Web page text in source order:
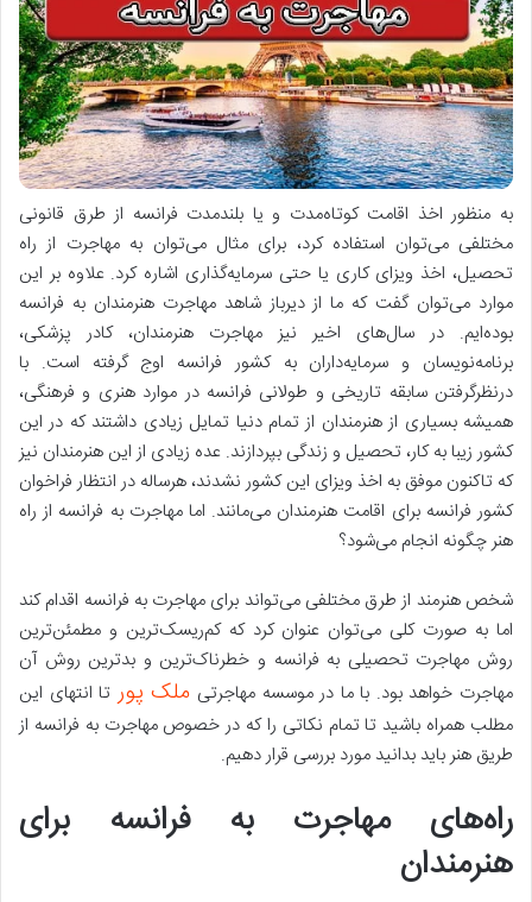
به ‌منظور اخذ اقامت کوتاه‌مدت و یا بلندمدت فرانسه از طرق قانونی
مختلفی می‌توان استفاده کرد، برای مثال می‌توان به مهاجرت از راه
تحصیل، اخذ ویزای کاری یا حتی سرمایه‌گذاری اشاره کرد. علاوه بر این
موارد می‌توان گفت که ما از دیرباز شاهد مهاجرت هنرمندان به فرانسه
بوده‌ایم. در سال‌های اخیر نیز مهاجرت هنرمندان، کادر پزشکی،
برنامه‌نویسان و سرمایه‌داران به کشور فرانسه اوج گرفته است. با
درنظرگرفتن سابقه تاریخی و طولانی فرانسه در موارد هنری و فرهنگی،
همیشه بسیاری از هنرمندان از تمام دنیا تمایل زیادی داشتند که در این
کشور زیبا به کار، تحصیل و زندگی بپردازند. عده زیادی از این هنرمندان نیز
که تاکنون موفق به اخذ ویزای این کشور نشدند، هرساله در انتظار فراخوان
کشور فرانسه برای اقامت هنرمندان می‌مانند. اما مهاجرت به فرانسه از راه
هنر چگونه انجام می‌شود؟
شخص هنرمند از طرق مختلفی می‌تواند برای مهاجرت به فرانسه اقدام کند
اما به ‌صورت کلی می‌توان عنوان کرد که کم‌ریسک‌ترین و مطمئن‌ترین
روش مهاجرت تحصیلی به فرانسه و خطرناک‌ترین و بدترین روش آن
مهاجرت خواهد بود. با ما در موسسه مهاجرتی ملک پور تا انتهای این
مطلب همراه باشید تا تمام نکاتی را که در خصوص مهاجرت به فرانسه از
طریق هنر باید بدانید مورد بررسی قرار دهیم.
راه‌های مهاجرت به فرانسه برای
هنرمندان